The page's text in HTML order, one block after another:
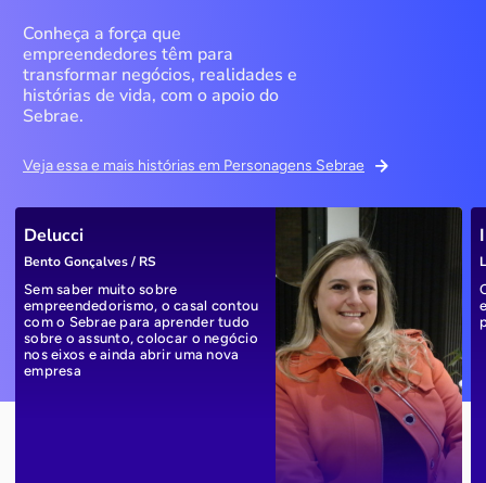
Conheça a força que
empreendedores têm para
transformar negócios, realidades e
histórias de vida, com o apoio do
Sebrae.
Veja essa e mais histórias em Personagens Sebrae
Delucci
Bento Gonçalves / RS
Sem saber muito sobre
empreendedorismo, o casal contou
com o Sebrae para aprender tudo
sobre o assunto, colocar o negócio
nos eixos e ainda abrir uma nova
empresa